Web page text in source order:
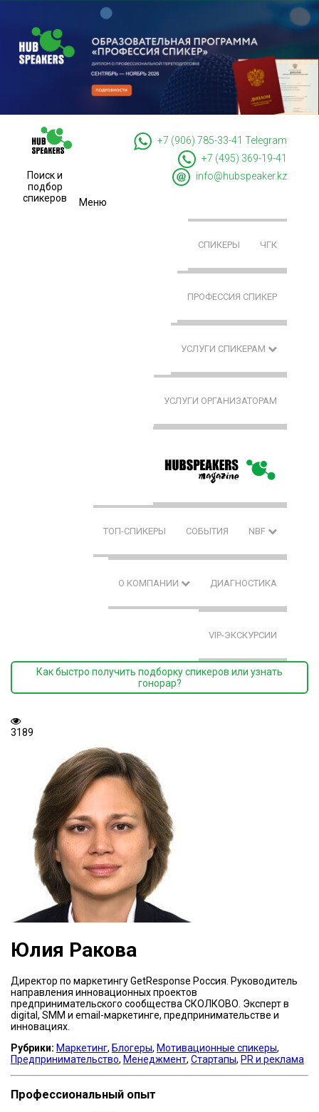
Поиск и
подбор
спикеров
+7 (906) 785-33-41
Telegram
+7 (495) 369-19-41
info@hubspeaker.kz
Меню
СПИКЕРЫ ЧГК
ПРОФЕССИЯ СПИКЕР
УСЛУГИ СПИКЕРАМ
УСЛУГИ ОРГАНИЗАТОРАМ
ТОП-СПИКЕРЫ СОБЫТИЯ NBF
О КОМПАНИИ ДИАГНОСТИКА
VIP-ЭКСКУРСИИ
Как быстро получить подборку спикеров или узнать
гонорар?
3189
Юлия Ракова
Директор по маркетингу GetResponse Россия. Руководитель
направления инновационных проектов
предпринимательского сообщества СКОЛКОВО. Эксперт в
digital, SMM и email-маркетинге, предпринимательстве и
инновациях.
Рубрики: Маркетинг, Блогеры, Мотивационные спикеры,
Предпринимательство, Менеджмент, Стартапы, PR и реклама
Профессиональный опыт